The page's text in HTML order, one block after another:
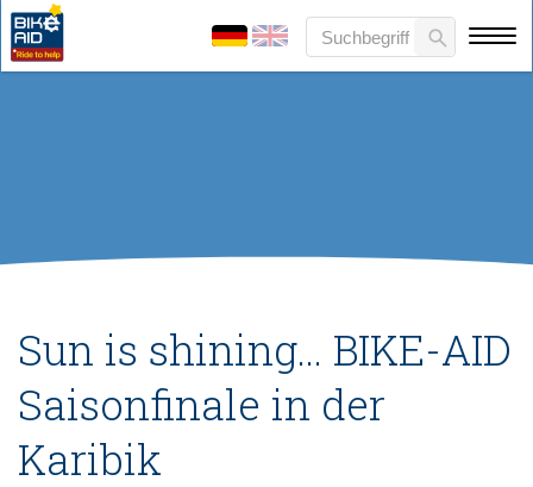
Sun is shining... BIKE-AID
Saisonfinale in der
Karibik